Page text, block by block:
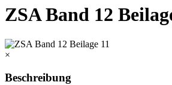
ZSA Band 12
×
Beschreibung